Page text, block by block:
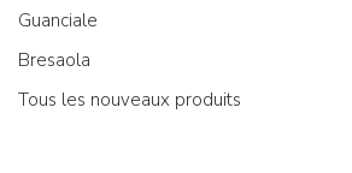
Guanciale
Bresaola
Tous les nouveaux produits